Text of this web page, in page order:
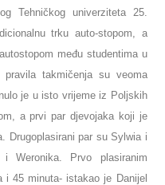
Tehničkog univerziteta 25.
trku auto-stopom, a
među studentima u
takmičenja su veoma
je u isto vrijeme iz Poljskih
a prvi par djevojaka koji je
Drugoplasirani par su Sylwia i
Weronika. Prvo plasiranim
i 45 minuta- istakao je Danijel